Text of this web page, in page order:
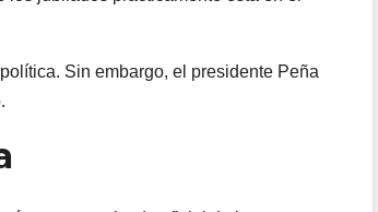
Sin embargo, el presidente Peña